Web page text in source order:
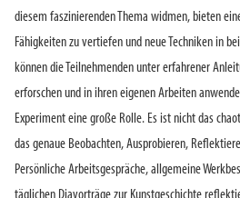
diesem faszinierenden Thema widmen, bieten
Fähigkeiten zu vertiefen und neue Techniken in
können die Teilnehmenden unter erfahrener
erforschen und in ihren eigenen Arbeiten
Experiment eine große Rolle. Es ist nicht das
das genaue Beobachten, Ausprobieren,
Persönliche Arbeitsgespräche, allgemeine
täglichen Diavorträge zur Kunstgeschichte